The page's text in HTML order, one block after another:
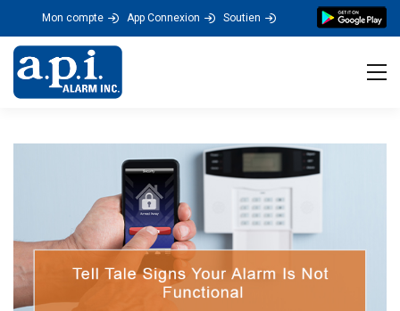
Mon compte App Connexion Soutien